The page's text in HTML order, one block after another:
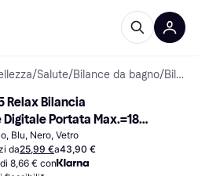
/Salute/Bilance da bagno/ Bilance da bagno
Relax Bilancia
Portata Max.=180
Blu, Nero, Vetro
da25,99 €a43,90 €
8,66 € con